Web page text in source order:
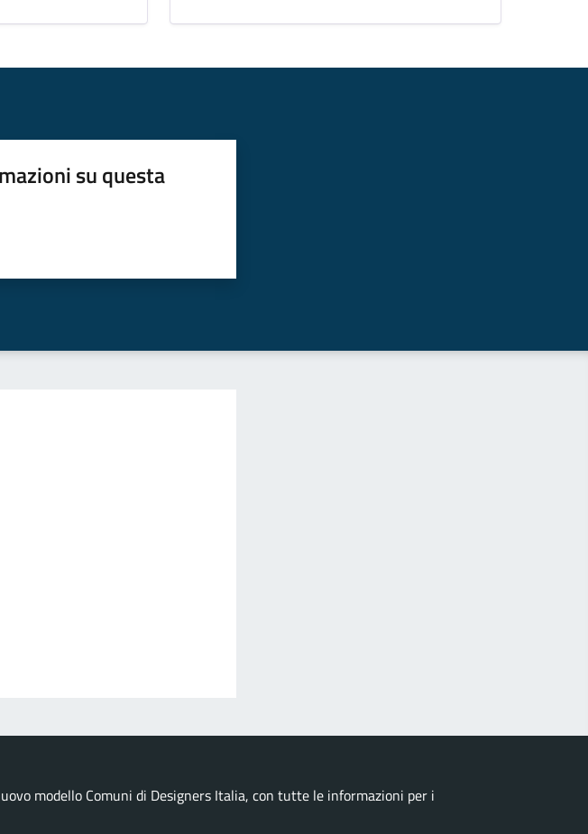
su questa
modello Comuni di Designers Italia, con tutte le informazioni per i